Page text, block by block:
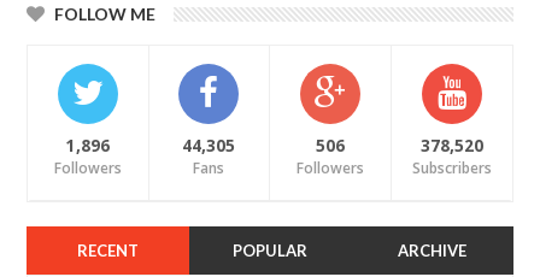
FOLLOW ME
1,896
Followers
44,305
Fans
506
Followers
378,520
Subscribers
RECENT POPULAR ARCHIVE